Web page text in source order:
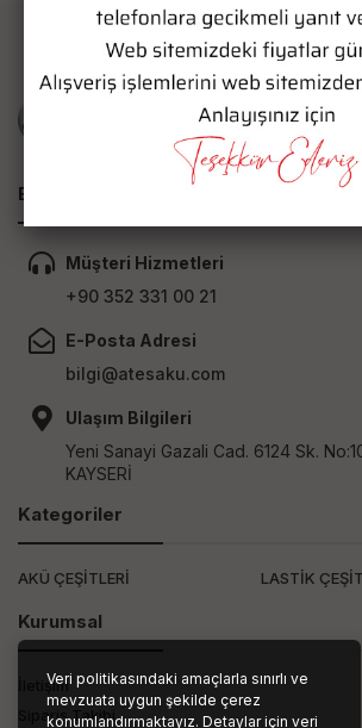
Veri politikasındaki amaçlarla sınırlı ve
mevzuata uygun şekilde çerez
konumlandırmaktayız. Detaylar için veri
Bize Ulaşın
Müşteri Hizmetleri
+90 352 331 00 21
E-Posta Adresi
bilgi@atesaku.com
Ulaşım Bilgileri
Yeni Sanayi Gazali Cad. 6124 Sk.
KAYSERİ
Kategoriler
AKÜ ÇEŞİTLERİ LASTİK
Kurumsal
İletişim
Sipariş Takibi